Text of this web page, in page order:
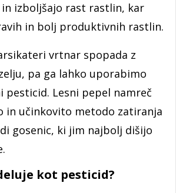
izboljšajo rast rastlin, kar
in bolj produktivnih rastlin.
vrtnar spopada z
pa ga lahko uporabimo
pesticid. Lesni pepel namreč
in učinkovito metodo zatiranja
gosenic, ki jim najbolj dišijo
kot pesticid?